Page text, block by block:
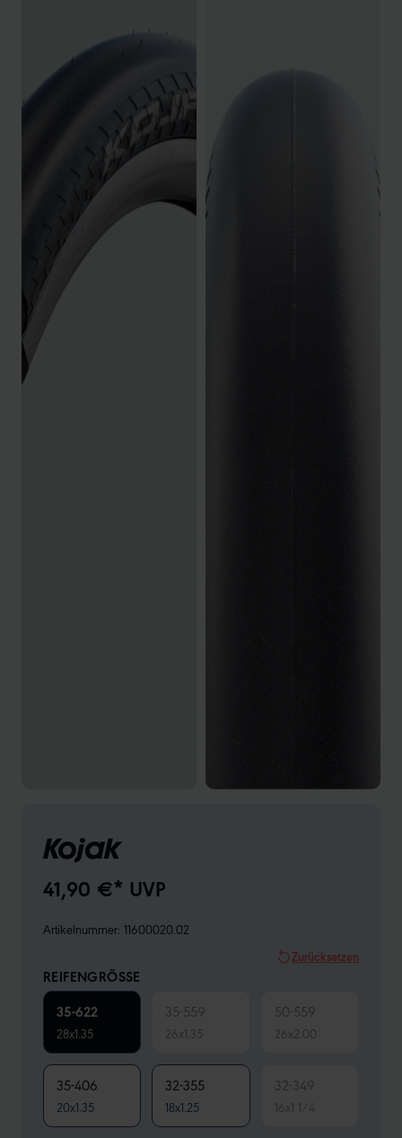
Kojak
41,90 €* UVP
Artikelnummer: 11600020.02
Zurücksetzen
REIFENGRÖSSE
35-622
28x1.35
35-559
26x1.35
50-559
26x2.00
35-406
20x1.35
32-355
18x1.25
32-349
16x1 1/4